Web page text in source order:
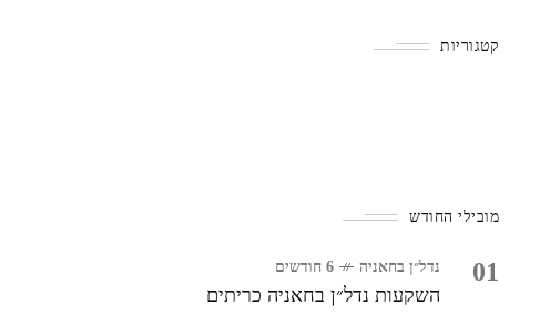
קטגוריות
מובילי החודש
01 נדל״ן בחאניה 6 חודשים
השקעות נדל״ן בחאניה כריתים